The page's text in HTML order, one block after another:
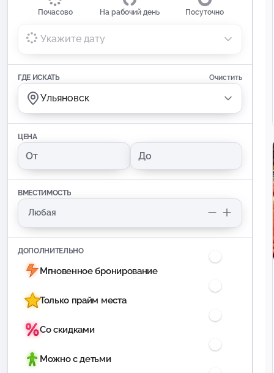
Почасово На рабочий день Посуточно
Укажите дату
ГДЕ ИСКАТЬ Очистить
Ульяновск
ЦЕНА
ВМЕСТИМОСТЬ
ДОПОЛНИТЕЛЬНО
Мгновенное бронирование
Только прайм места
Со скидками
Можно с детьми